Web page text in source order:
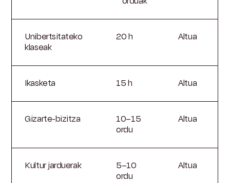
Unibertsitateko
klaseak
20 h Altua
Ikasketa 15 h Altua
Gizarte-bizitza
10–15
ordu
Altua
Kultur jarduerak
5–10
ordu
Altua